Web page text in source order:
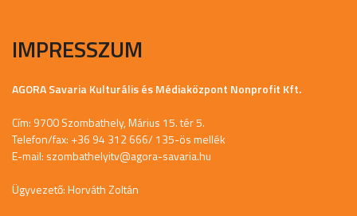
IMPRESSZUM
AGORA Savaria Kulturális és Médiaközpont Nonprofit Kft.
Cím: 9700 Szombathely, Márius 15. tér 5.
Telefon/fax: +36 94 312 666/ 135-ös mellék
E-mail: szombathelyitv@agora-savaria.hu
Ügyvezető: Horváth Zoltán